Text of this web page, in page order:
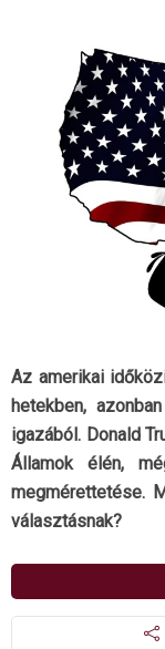
Az amerikai
hetekben,
igazából. Donald
Államok élén,
megmérettetése.
választásnak?